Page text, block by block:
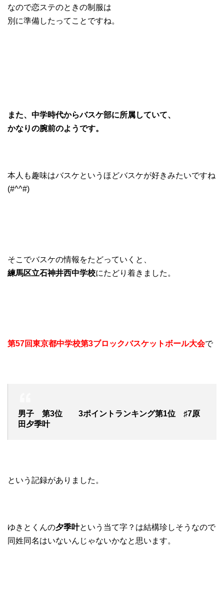
なので恋ステのときの制服は
別に準備したってことですね。
また、中学時代からバスケ部に所属していて、
かなりの腕前のようです。
本人も趣味はバスケというほどバスケが好きみたいですね
(#^^#)
そこでバスケの情報をたどっていくと、
練馬区立石神井西中学校にたどり着きました。
第57回東京都中学校第3ブロックバスケットボール大会で
男子 第3位 3ポイントランキング第1位 ♯7原
田夕季叶
という記録がありました。
ゆきとくんの夕季叶という当て字？は結構珍しそうなので
同姓同名はいないんじゃないかなと思います。